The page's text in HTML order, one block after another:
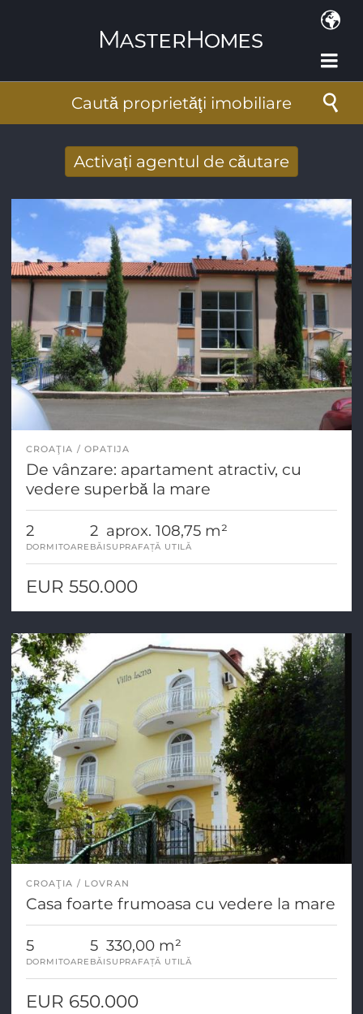
Caută proprietăţi imobiliare
Activați agentul de căutare
Adresa de e-mail*
CROAŢIA OPATIJA
De vânzare: apartament atractiv, cu
vedere superbă la mare
2
DORMITOARE
2
BĂI
aprox. 108,75 m²
SUPRAFAȚĂ UTILĂ
EUR 550.000
CROAŢIA LOVRAN
Casa foarte frumoasa cu vedere la mare
5
DORMITOARE
5
BĂI
330,00 m²
SUPRAFAȚĂ UTILĂ
EUR 650.000